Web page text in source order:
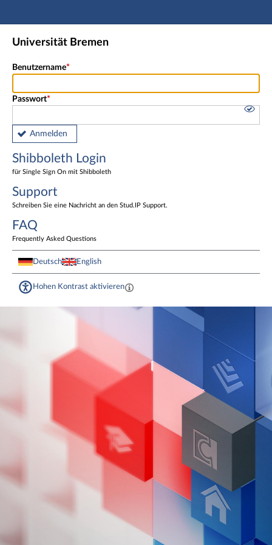
Hauptnavigation
Shibboleth Login
Universität Bremen
Benutzername
Passwort
Anmelden
Shibboleth Login
für Single Sign On mit Shibboleth
Support
Schreiben Sie eine Nachricht an den Stud.IP Support.
FAQ
Frequently Asked Questions
Deutsch English
Hohen Kontrast aktivieren